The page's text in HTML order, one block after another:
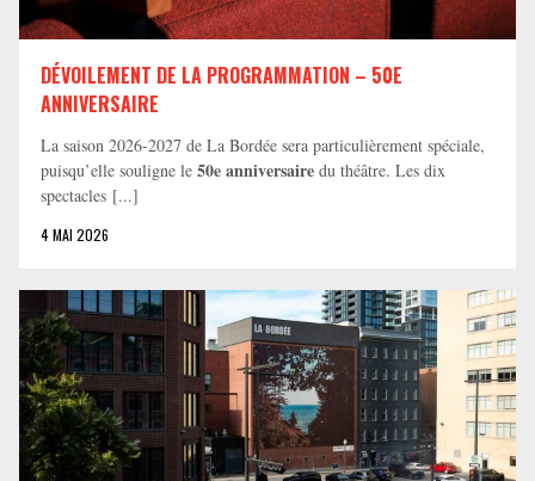
DÉVOILEMENT DE LA PROGRAMMATION – 50E
ANNIVERSAIRE
La saison 2026-2027 de La Bordée sera particulièrement spéciale,
puisqu’elle souligne le 50e anniversaire du théâtre. Les dix
spectacles [...]
4 MAI 2026